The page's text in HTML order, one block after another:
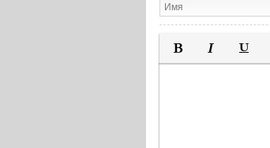
Полужирный
Курсив